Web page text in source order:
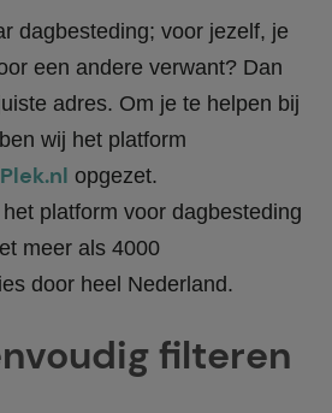
dagbesteding; voor jezelf, je
een andere verwant? Dan
adres. Om je te helpen bij
wij het platform
opgezet.
platform voor dagbesteding
meer als 4000
door heel Nederland.
filteren